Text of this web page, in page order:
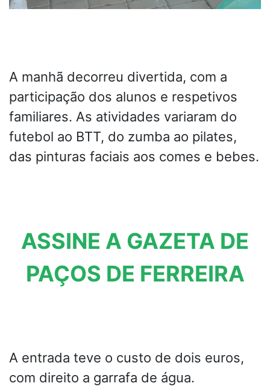
A manhã decorreu divertida, com a
participação dos alunos e respetivos
familiares. As atividades variaram do
futebol ao BTT, do zumba ao pilates,
das pinturas faciais aos comes e bebes.
ASSINE A GAZETA DE
PAÇOS DE FERREIRA
A entrada teve o custo de dois euros,
com direito a garrafa de água.